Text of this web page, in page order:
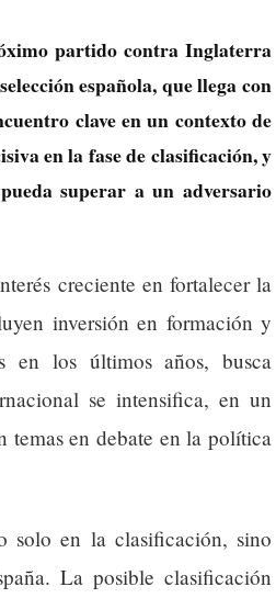
partido contra Inglaterra
española, que llega con
clave en un contexto de
en la fase de clasificación, y
superar a un adversario
creciente en fortalecer la
inversión en formación y
en los últimos años, busca
se intensifica, en un
temas en debate en la política
solo en la clasificación, sino
La posible clasificación